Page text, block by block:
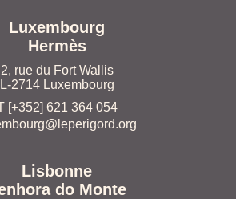
Luxembourg
Hermès
2, rue du Fort Wallis
L-2714 Luxembourg
[+352] 621 364 054
Lisbonne
do Monte